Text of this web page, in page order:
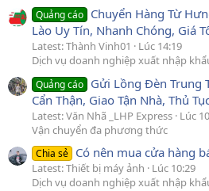
Quảng cáo Chuyển Hàng Từ
Lào Uy Tín, Nhanh Chóng, Giá
Latest: Thành Vinh01
Lúc 14:19
Dịch vụ doanh nghiệp xuất nhập
Quảng cáo Gửi Lồng Đèn Trung
Cẩn Thận, Giao Tận Nhà, Thủ
Latest: Văn Nhã _LHP Express Lúc
Vận chuyển đa phương thức
Chia sẻ Có nên mua cửa hàng
Latest: Thiết bị máy ảnh
Lúc 10:29
Dịch vụ doanh nghiệp xuất nhập